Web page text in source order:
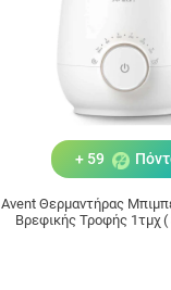
+ 59
Avent Θερμαντήρας
Βρεφικής Τροφής 1τμχ